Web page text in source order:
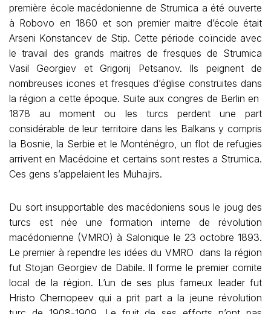
première école macédonienne de Strumica a été ouverte
à Robovo en 1860 et son premier maitre d’école était
Arseni Konstancev de Stip. Cette période coïncide avec
le travail des grands maitres de fresques de Strumica
Vasil Georgiev et Grigorij Petsanov. Ils peignent de
nombreuses icones et fresques d’église construites dans
la région a cette époque. Suite aux congres de Berlin en
1878 au moment ou les turcs perdent une part
considérable de leur territoire dans les Balkans y compris
la Bosnie, la Serbie et le Monténégro, un flot de refugies
arrivent en Macédoine et certains sont restes a Strumica.
Ces gens s’appelaient les Muhajirs.
Du sort insupportable des macédoniens sous le joug des
turcs est née une formation interne de révolution
macédonienne (VMRO) à Salonique le 23 octobre 1893.
Le premier à rependre les idées du VMRO dans la région
fut Stojan Georgiev de Dabile. Il forme le premier comite
local de la région. L’un de ses plus fameux leader fut
Hristo Chernopeev qui a prit part a la jeune révolution